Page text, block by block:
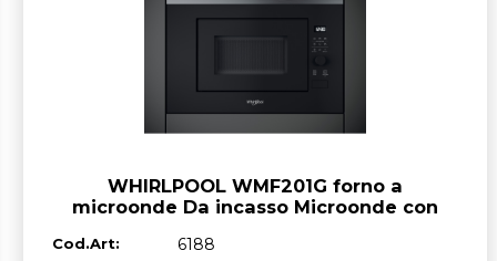
WHIRLPOOL WMF201G forno a
microonde Da incasso Microonde con
inossidabile
Cod.Art: 6188